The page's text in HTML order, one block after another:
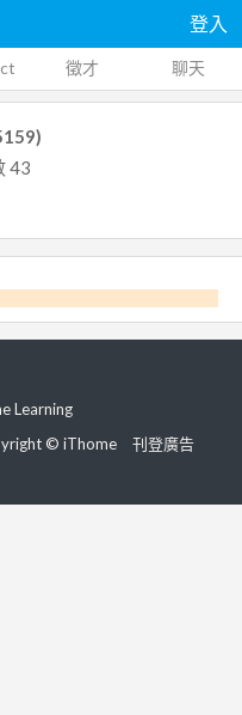
登入
徵才 聊天
)
43
Learning
© iThome
刊登廣告